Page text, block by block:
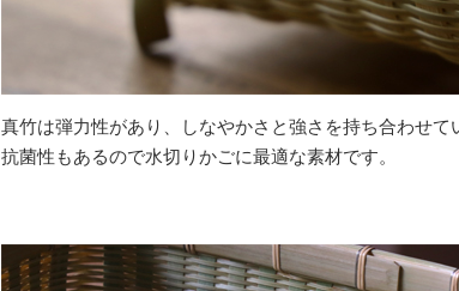
真竹は弾力性があり、しなやかさと強さを持ち合わせて
抗菌性もあるので水切りかごに最適な素材です。